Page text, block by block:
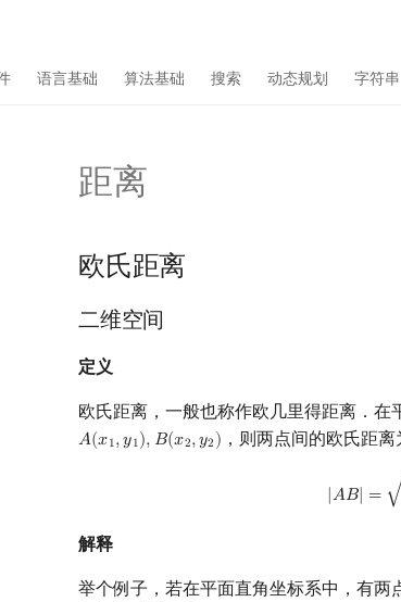
语言基础 算法基础 搜索 动态规划 字符串
距离
欧氏距离
二维空间
定义
欧氏距离，一般也称作欧几里得距离．在
𝐴(𝑥1,𝑦1), 𝐵(𝑥2,𝑦2)
A(x1,y1),B x2,y2) ，则两点间的欧氏距离
|𝐴𝐵| = √
|
解释
举个例子，若在平面直角坐标系中，有两